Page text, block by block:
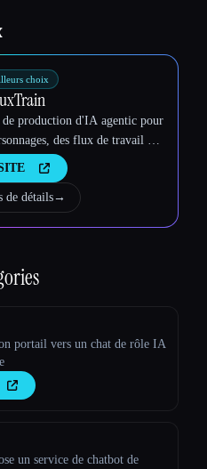
choix
de production d'IA agentic pour
des flux de travail et
cohérents
de détails→
portail vers un chat de rôle IA
un service de chatbot de